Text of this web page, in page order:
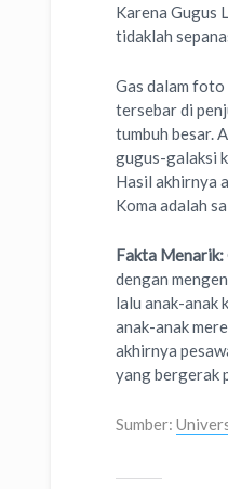
Karena Gugus
tidaklah
Gas dalam foto
tersebar di
tumbuh besar.
gugus-galaksi
Hasil akhirnya
Koma adalah
Fakta Menarik:
dengan
lalu anak-anak
anak-anak
akhirnya
yang bergerak
Sumber: